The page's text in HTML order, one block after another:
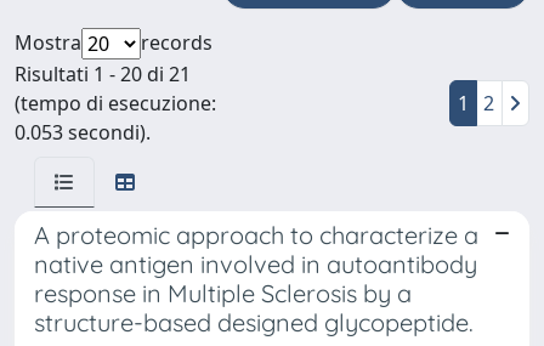
Mostra
records
Risultati 1 - 20 di 21
(tempo di esecuzione:
0.053 secondi).
1 2
A proteomic approach to characterize a
native antigen involved in autoantibody
response in Multiple Sclerosis by a
structure-based designed glycopeptide.